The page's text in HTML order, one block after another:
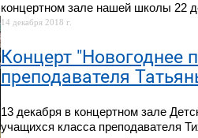
концертном зале нашей школы 22
14 декабря 2018 г.
Концерт "Новогоднее
преподавателя
13 декабря в концертном зале
учащихся класса преподавателя